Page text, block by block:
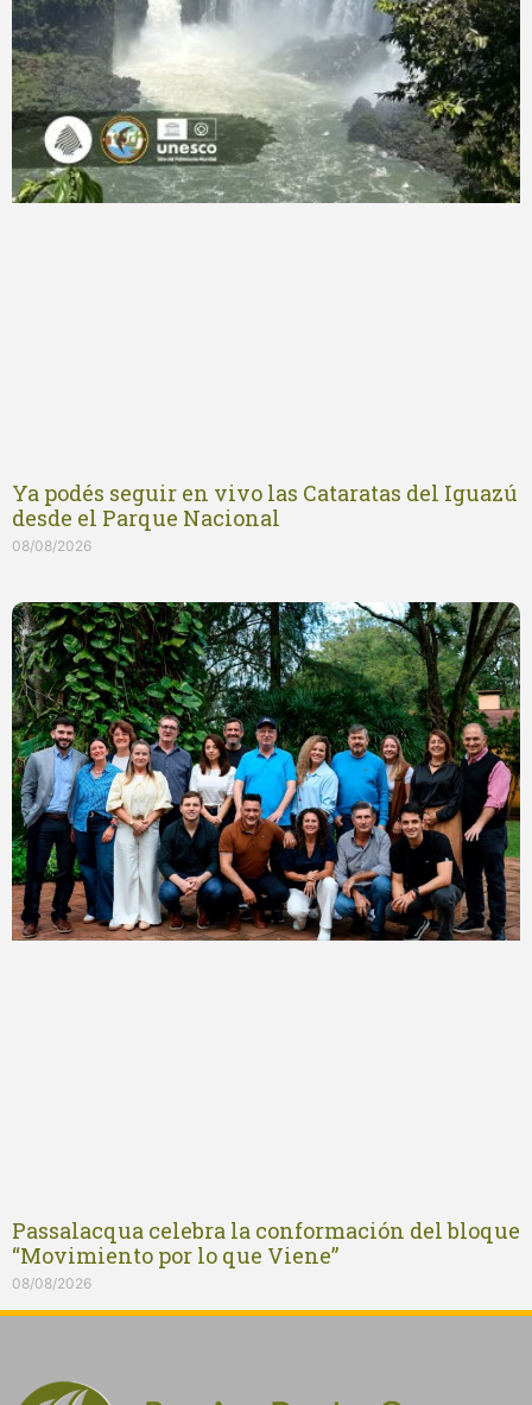
Ya podés seguir en vivo las Cataratas del Iguazú
desde el Parque Nacional
08/08/2026
Passalacqua celebra la conformación del bloque
“Movimiento por lo que Viene”
08/08/2026